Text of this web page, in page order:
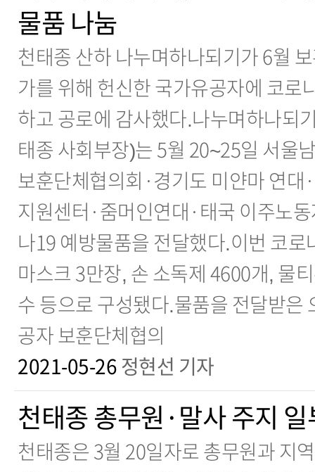
물품 나눔
천태종 산하 나누며하나되기가 6월
가를 위해 헌신한 국가유공자에 코로
하고 공로에 감사했다.나누며하나되
태종 사회부장)는 5월 20~25일 서울
보훈단체협의회·경기도 미얀마 연대
지원센터·줌머인연대·태국 이주노
나19 예방물품을 전달했다.이번 코로
마스크 3만장, 손 소독제 4600개, 물
수 등으로 구성됐다.물품을 전달받은
공자 보훈단체협의
2021-05-26 정현선 기자
천태종 총무원·말사 주지 일
천태종은 3월 20일자로 총무원과 지